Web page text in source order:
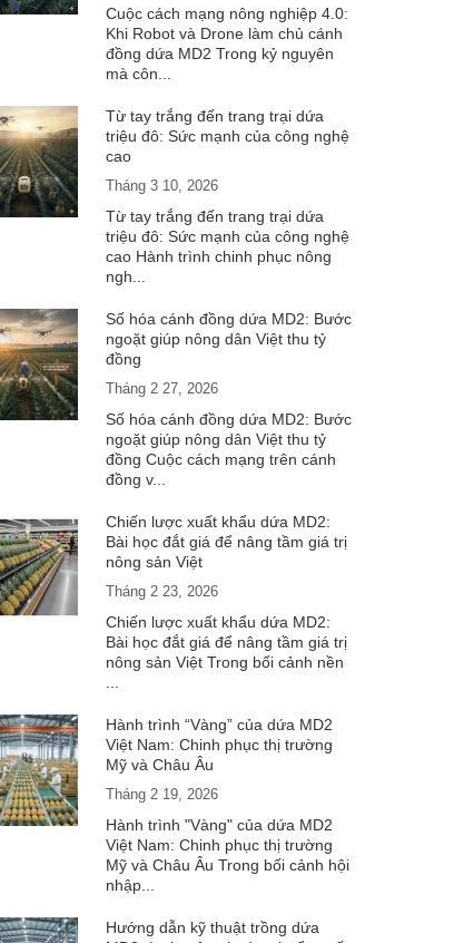
Cuộc cách mạng nông nghiệp 4.0:
Khi Robot và Drone làm chủ cánh
đồng dứa MD2 Trong kỷ nguyên
mà côn...
Từ tay trắng đến trang trại dứa
triệu đô: Sức mạnh của công nghệ
cao
Tháng 3 10, 2026
Từ tay trắng đến trang trại dứa
triệu đô: Sức mạnh của công nghệ
cao Hành trình chinh phục nông
ngh...
Số hóa cánh đồng dứa MD2: Bước
ngoặt giúp nông dân Việt thu tỷ
đồng
Tháng 2 27, 2026
Số hóa cánh đồng dứa MD2: Bước
ngoặt giúp nông dân Việt thu tỷ
đồng Cuộc cách mạng trên cánh
đồng v...
Chiến lược xuất khẩu dứa MD2:
Bài học đắt giá để nâng tầm giá trị
nông sản Việt
Tháng 2 23, 2026
Chiến lược xuất khẩu dứa MD2:
Bài học đắt giá để nâng tầm giá trị
nông sản Việt Trong bối cảnh nền
Hành trình “Vàng” của dứa MD2
Việt Nam: Chinh phục thị trường
Mỹ và Châu Âu
Tháng 2 19, 2026
Hành trình "Vàng" của dứa MD2
Việt Nam: Chinh phục thị trường
Mỹ và Châu Âu Trong bối cảnh hội
nhập...
Hướng dẫn kỹ thuật trồng dứa